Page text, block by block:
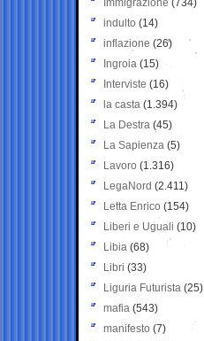
Immigrazione (734)
indulto (14)
inflazione (26)
Ingroia (15)
Interviste (16)
la casta (1.394)
La Destra (45)
La Sapienza (5)
Lavoro (1.316)
LegaNord (2.411)
Letta Enrico (154)
Liberi e Uguali (10)
Libia (68)
Libri (33)
Liguria Futurista (25)
mafia (543)
manifesto (7)